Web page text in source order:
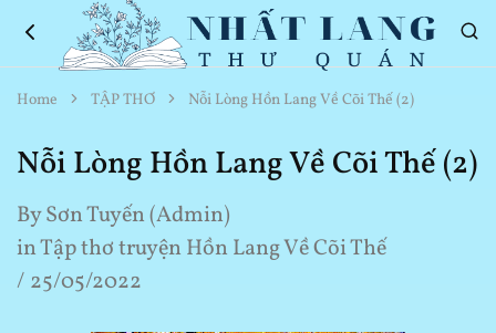
Nhất
Lang
Quán
Thơ
Hay
Cuộc
Sống
Home TẬP THƠ Nỗi Lòng Hồn Lang Về Cõi Thế (2)
Nỗi Lòng Hồn Lang Về Cõi Thế (2)
BySơn Tuyến (Admin)
inTập thơ truyện Hồn Lang Về Cõi Thế
25/05/2022